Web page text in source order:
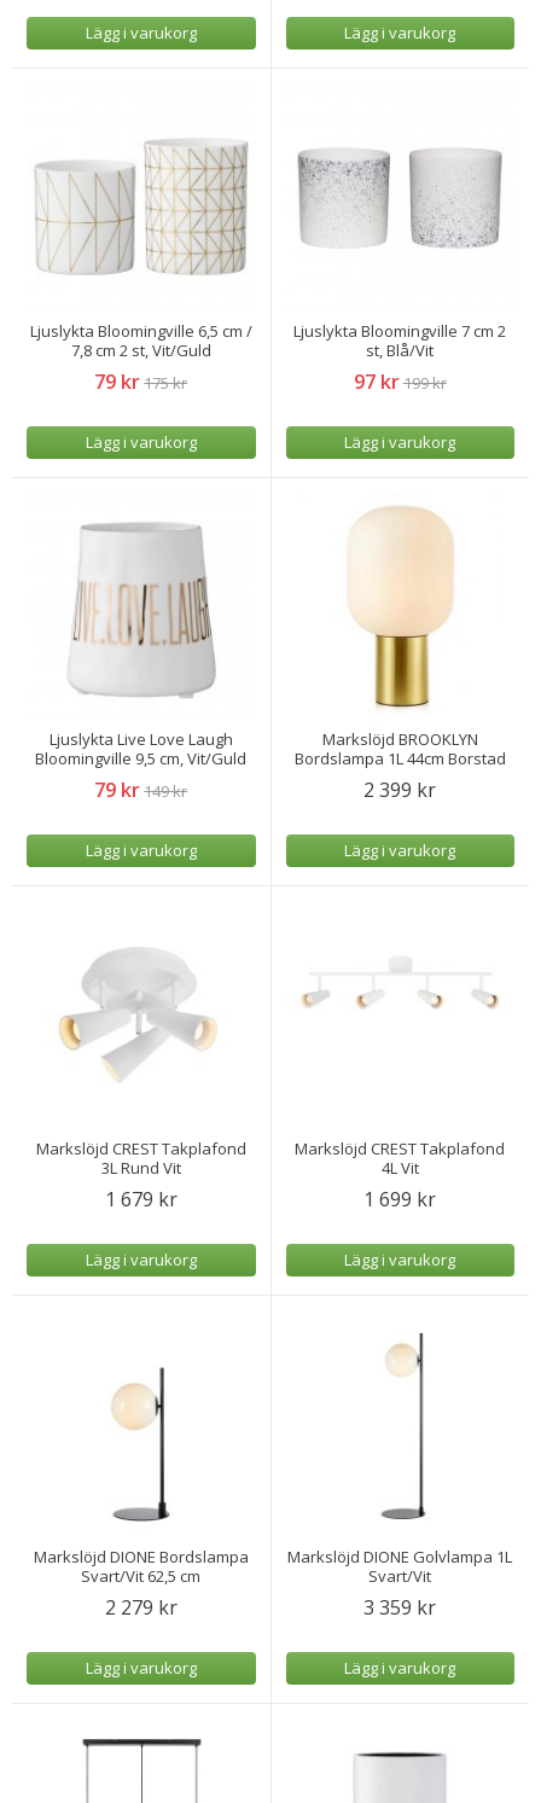
Lägg i varukorg Lägg i varukorg
Ljuslykta Bloomingville 6,5 cm /
7,8 cm 2 st, Vit/Guld
79 kr175 kr
Lägg i varukorg
Ljuslykta Bloomingville 7 cm 2
st, Blå/Vit
97 kr199 kr
Lägg i varukorg
Ljuslykta Live Love Laugh
Bloomingville 9,5 cm, Vit/Guld
79 kr149 kr
Lägg i varukorg
Markslöjd BROOKLYN
Bordslampa 1L 44cm Borstad
Mässing/Vit
2 399 kr
Lägg i varukorg
Markslöjd CREST Takplafond
3L Rund Vit
1 679 kr
Lägg i varukorg
Markslöjd CREST Takplafond
4L Vit
1 699 kr
Lägg i varukorg
Markslöjd DIONE Bordslampa
Svart/Vit 62,5 cm
2 279 kr
Lägg i varukorg
Markslöjd DIONE Golvlampa 1L
Svart/Vit
3 359 kr
Lägg i varukorg